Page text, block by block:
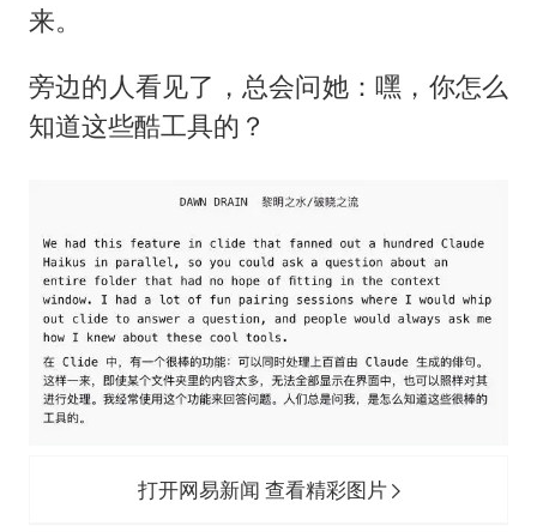
来。
旁边的人看见了，总会问她：嘿，你怎么
知道这些酷工具的？
打开网易新闻 查看精彩图片